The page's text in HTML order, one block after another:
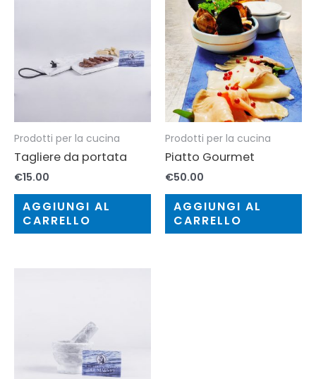
Prodotti per la cucina
Tagliere da portata
€15.00
AGGIUNGI AL
CARRELLO
Prodotti per la cucina
Piatto Gourmet
€50.00
AGGIUNGI AL
CARRELLO